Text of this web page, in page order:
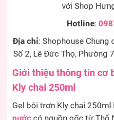
với Shop
Hotline:
Địa chỉ: Shophouse Chung
Số 2, Lê Đức Thọ, Phường
Giới thiệu thông tin cơ
Kly chai 250ml
Gel bôi trơn Kly chai 250ml